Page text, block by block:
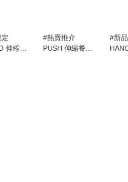
伸縮餐
#熱賣推介
PUSH 伸縮餐桌
#新